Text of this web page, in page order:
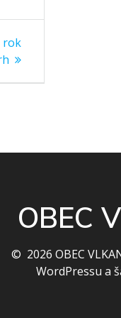
rok
OBEC
© 2026 OBEC
WordPressu a